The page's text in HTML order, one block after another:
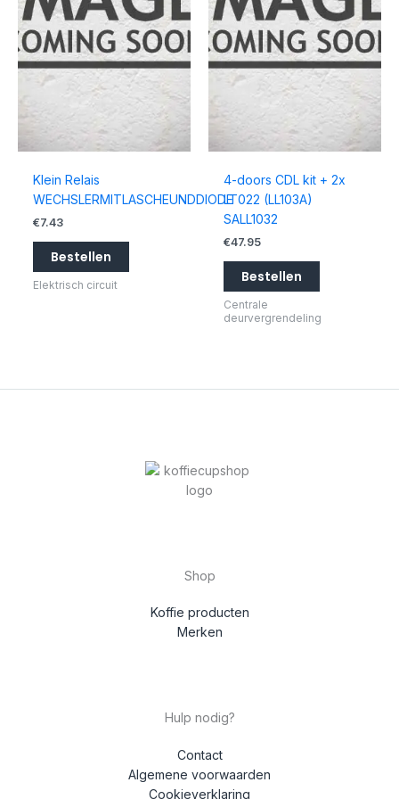
Klein Relais
WECHSLERMITLASCHEUNDDIODE
€7.43
Bestellen
Elektrisch circuit
4-doors CDL kit + 2x
LT022 (LL103A)
SALL1032
€47.95
Bestellen
Centrale
deurvergrendeling
Shop
Koffie producten
Merken
Hulp nodig?
Contact
Algemene voorwaarden
Cookieverklaring